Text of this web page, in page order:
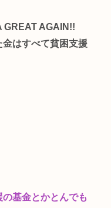
GREAT AGAIN!!
はすべて貧困支援
基金とかとんでも